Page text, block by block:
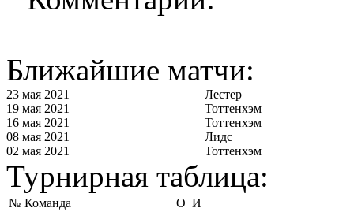
Ближайшие матчи:
23 мая 2021
Лестер
19 мая 2021
Тоттенхэм
16 мая 2021
Тоттенхэм
08 мая 2021
Лидс
02 мая 2021
Тоттенхэм
Турнирная таблица:
№ Команда О И